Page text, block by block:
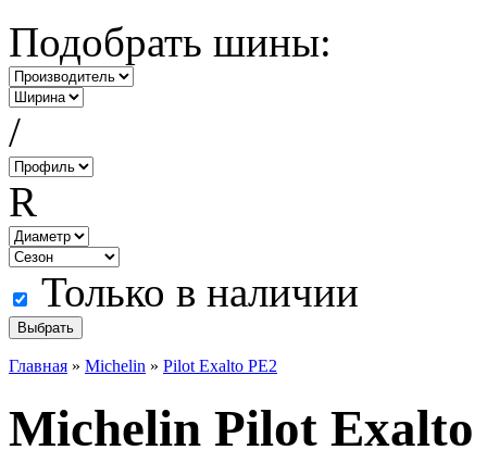
Подобрать шины:
/
R
Только в наличии
Главная » Michelin » Pilot Exalto PE2
Michelin Pilot Exalto